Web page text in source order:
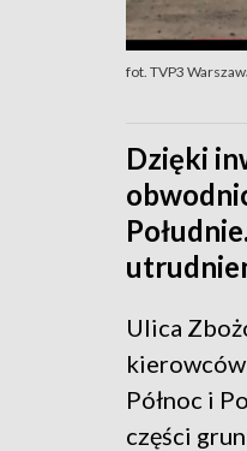
fot. TVP3
Dzięki
Ulica
Północ i
części